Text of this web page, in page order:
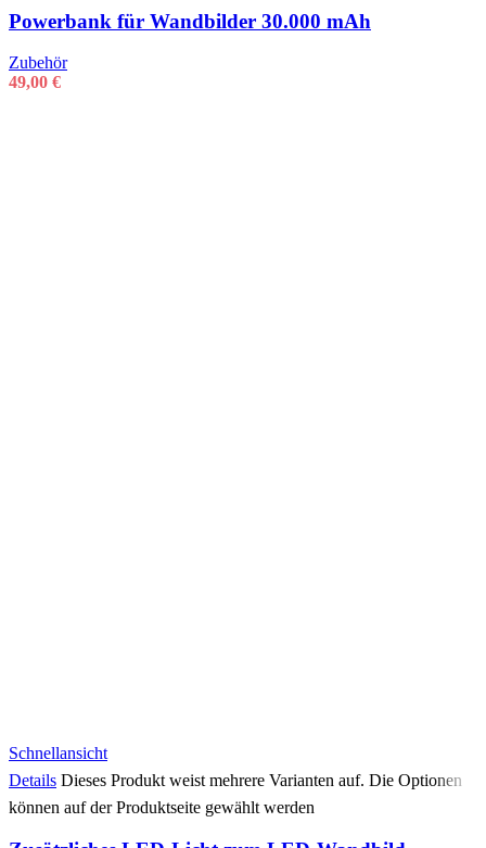
Powerbank für Wandbilder 30.000 mAh
Zubehör
49,00 €
Schnellansicht
Details Dieses Produkt weist mehrere Varianten auf. Die Optionen
können auf der Produktseite gewählt werden